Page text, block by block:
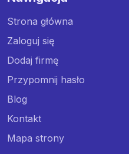
Strona główna
Zaloguj się
Dodaj firmę
Przypomnij hasło
Blog
Kontakt
Mapa strony